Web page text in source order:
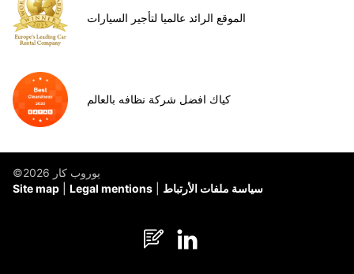
الموقع الرائد عالميا لتأجير السيارات
كياك افضل شركة نظافه بالعالم
©يوروب كار 2026
Site map
Legal mentions سياسة ملفات الأرتباط